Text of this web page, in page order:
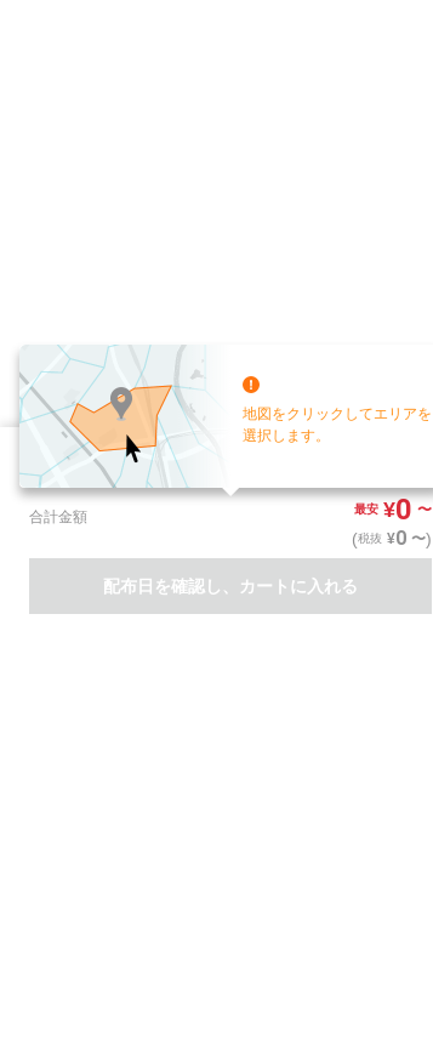
地図をクリックしてエリアを
選択します。
配布部数
お手元送付
合計金額 最安 ¥0 〜
(税抜 ¥0 〜)
配布日を確認し、カートに入れる